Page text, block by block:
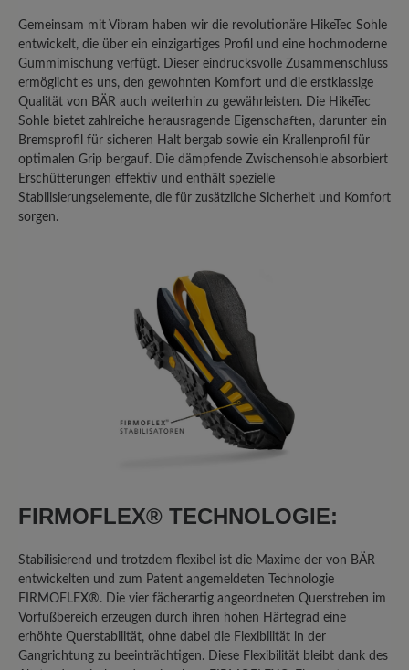
front, were the shoes flexes at every
step. I can put a finger through.
Otherwise I’ll buy them again.
30. Januar 2026 16:43
Review with rating of 3 out of 5 stars
Nach einem Jahr Tragezeit
Ich habe diese Schuhe jetzt über ein
Jahr regelmässig getragen, der
Laufkomfort ist gut. Leider sind bei
beiden Schuhen die Schnürsenkel
gerissen, schlechte Qualität, die Sohlen
haben sich im vorderen Bereich nicht
abgelaufen, hier ist die Qualität gut was
man leider vom hinteren Bereich nicht
Grip ist nicht mehr vorhanden , im
vollkommen erhalten. Diese Mängel
dürfen bei einem Schuh in dieser
Preisklasse nach einem Jahr nicht
auftreten.
Gemeinsam mit Vibram haben wir die revolutionäre HikeTec Sohle
entwickelt, die über ein einzigartiges Profil und eine hochmoderne
Gummimischung verfügt. Dieser eindrucksvolle Zusammenschluss
ermöglicht es uns, den gewohnten Komfort und die erstklassige
Qualität von BÄR auch weiterhin zu gewährleisten. Die HikeTec
Sohle bietet zahlreiche herausragende Eigenschaften, darunter ein
Bremsprofil für sicheren Halt bergab sowie ein Krallenprofil für
optimalen Grip bergauf. Die dämpfende Zwischensohle absorbiert
Erschütterungen effektiv und enthält spezielle
Stabilisierungselemente, die für zusätzliche Sicherheit und Komfort
sorgen.
FIRMOFLEX® TECHNOLOGIE:
Stabilisierend und trotzdem flexibel ist die Maxime der von BÄR
entwickelten und zum Patent angemeldeten Technologie
FIRMOFLEX®. Die vier fächerartig angeordneten Querstreben im
Vorfußbereich erzeugen durch ihren hohen Härtegrad eine
erhöhte Querstabilität, ohne dabei die Flexibilität in der
Gangrichtung zu beeinträchtigen. Diese Flexibilität bleibt dank des